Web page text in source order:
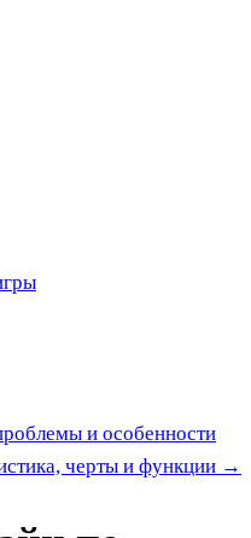
и особенности
черты и функции →